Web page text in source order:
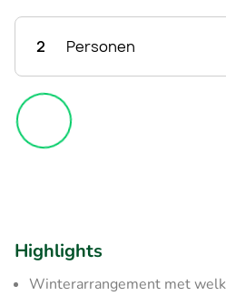
2 Personen
Highlights
Winterarrangement met